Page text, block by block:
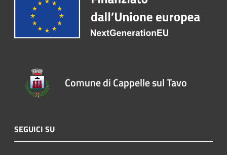
Comune di Cappelle sul Tavo
SEGUICI SU